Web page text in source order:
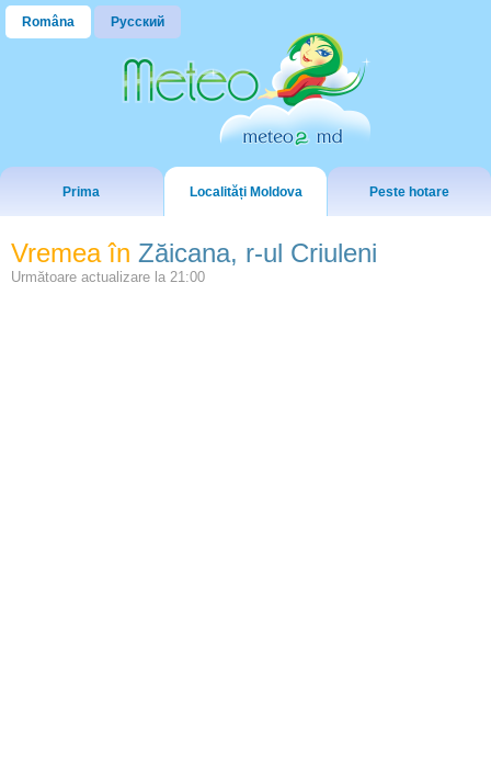
Româna Русский
Prima Localități Moldova Peste hotare
Vremea în Zăicana, r-ul Criuleni
Următoare actualizare la 21:00